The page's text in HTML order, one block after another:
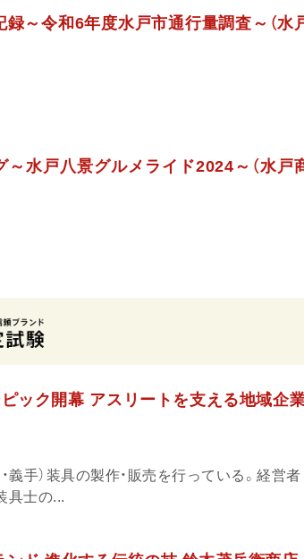
～令和6年度水戸市通行量調査～（水
水戸八景グルメライド2024～（水戸
ック開幕 アスリートを支える地域企
手）装具の製作・販売を行っている。経営者
具士の...